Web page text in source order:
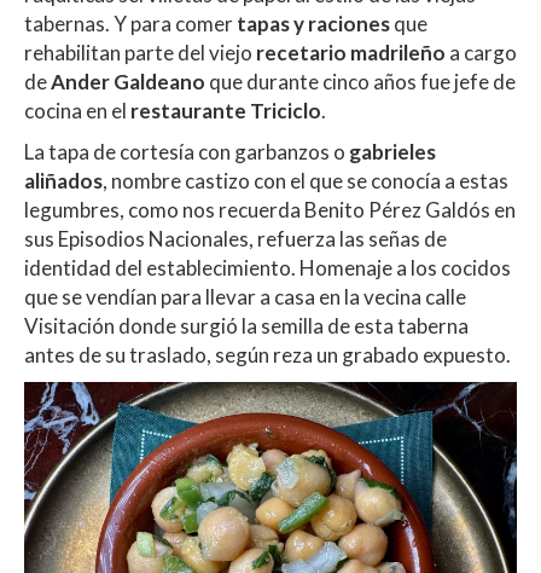
tabernas. Y para comertapas y racionesque
rehabilitan parte del viejo recetario madrileño a cargo
deAnder Galdeano que durante cinco años fue jefe de
cocina en el restaurante Triciclo.
La tapa de cortesía con garbanzos o gabrieles
aliñados, nombre castizo con el que se conocía a estas
legumbres, como nos recuerda Benito Pérez Galdós en
sus Episodios Nacionales, refuerza las señas de
identidad del establecimiento. Homenaje a los cocidos
que se vendían para llevar a casa en la vecina calle
Visitación donde surgió la semilla de esta taberna
antes de su traslado, según reza un grabado expuesto.